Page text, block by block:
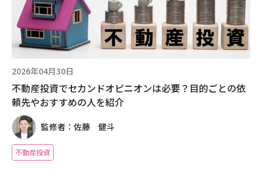
2026年04月30日
不動産投資でセカンドオピニオンは必要？目的ごとの依
頼先やおすすめの人を紹介
監修者：佐藤 健斗
不動産投資